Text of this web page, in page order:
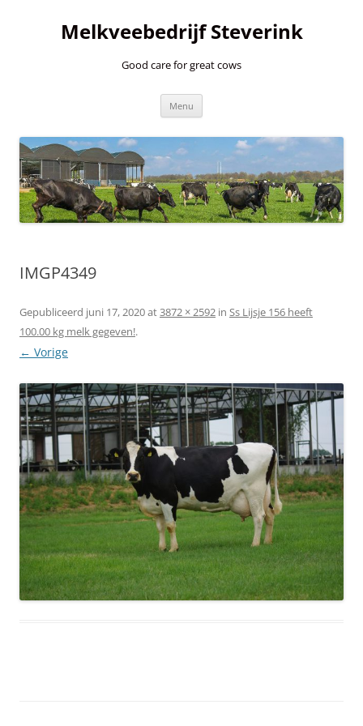
Melkveebedrijf Steverink
Good care for great cows
Menu
IMGP4349
Gepubliceerd juni 17, 2020at3872 × 2592 in Ss Lijsje 156 heeft
100.00 kg melk gegeven!.
← Vorige